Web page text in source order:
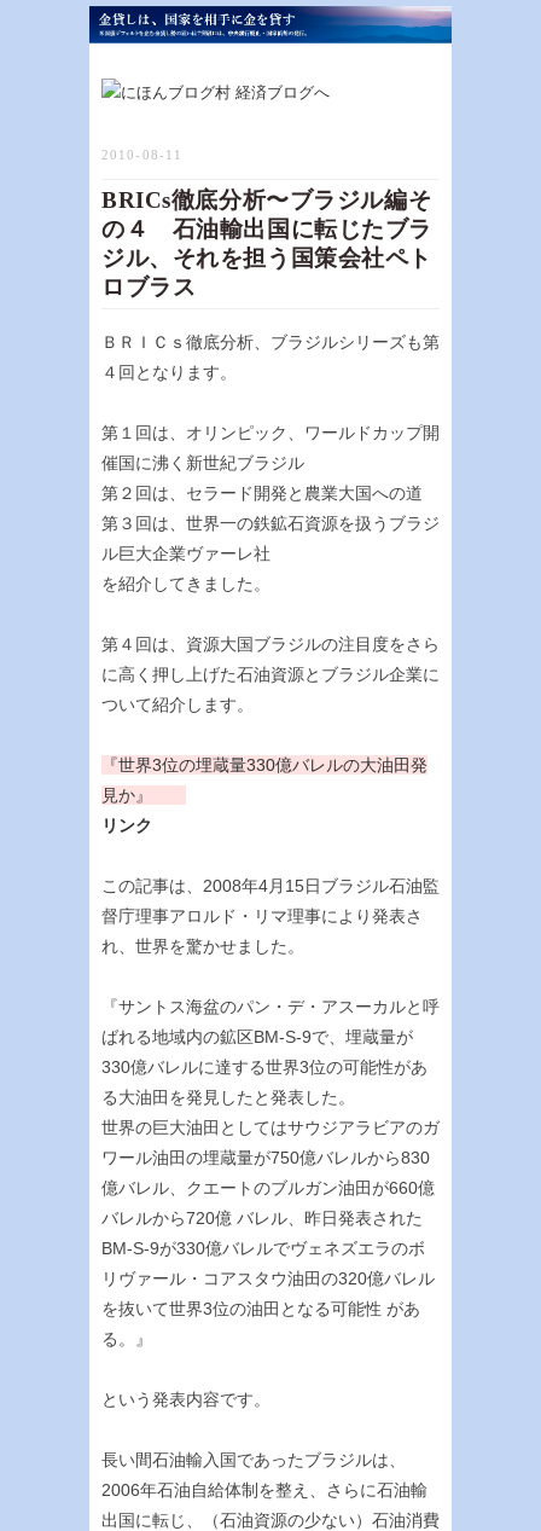
2010-08-11
BRICs徹底分析〜ブラジル編そ
の４ 石油輸出国に転じたブラ
ジル、それを担う国策会社ペト
ロブラス
ＢＲＩＣｓ徹底分析、ブラジルシリーズも第
４回となります。
第１回は、オリンピック、ワールドカップ開
催国に沸く新世紀ブラジル
第２回は、セラード開発と農業大国への道
第３回は、世界一の鉄鉱石資源を扱うブラジ
ル巨大企業ヴァーレ社
を紹介してきました。
第４回は、資源大国ブラジルの注目度をさら
に高く押し上げた石油資源とブラジル企業に
ついて紹介します。
『世界3位の埋蔵量330億バレルの大油田発
見か』
リンク
この記事は、2008年4月15日ブラジル石油監
督庁理事アロルド・リマ理事により発表さ
れ、世界を驚かせました。
『サントス海盆のパン・デ・アスーカルと呼
ばれる地域内の鉱区BM-S-9で、埋蔵量が
330億バレルに達する世界3位の可能性があ
る大油田を発見したと発表した。
世界の巨大油田としてはサウジアラビアのガ
ワール油田の埋蔵量が750億バレルから830
億バレル、クエートのブルガン油田が660億
バレルから720億 バレル、昨日発表された
BM-S-9が330億バレルでヴェネズエラのボ
リヴァール・コアスタウ油田の320億バレル
を抜いて世界3位の油田となる可能性 があ
る。』
という発表内容です。
長い間石油輸入国であったブラジルは、
2006年石油自給体制を整え、さらに石油輸
出国に転じ、（石油資源の少ない）石油消費